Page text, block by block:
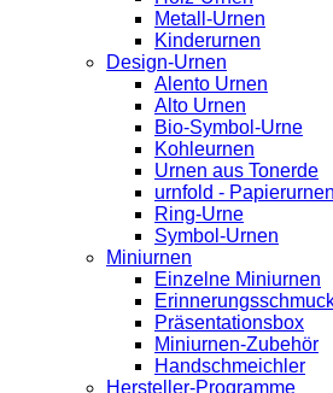
Metall-Urnen
Kinderurnen
Design-Urnen
Alento Urnen
Alto Urnen
Bio-Symbol-Urne
Kohleurnen
Urnen aus Tonerde
urnfold - Papierurnen
Ring-Urne
Symbol-Urnen
Miniurnen
Einzelne Miniurnen
Präsentationsbox
Miniurnen-Zubehör
Handschmeichler
Hersteller-Programme